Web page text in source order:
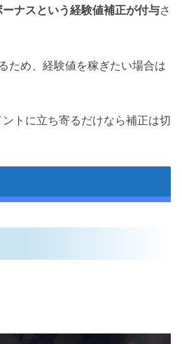
ーナスという経験値補正が付与さ
ため、経験値を稼ぎたい場合は
トに立ち寄るだけなら補正は切